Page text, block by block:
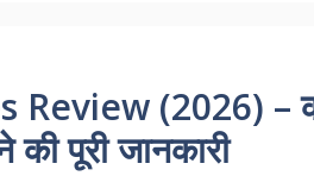
(2026) –
पूरी जानकारी